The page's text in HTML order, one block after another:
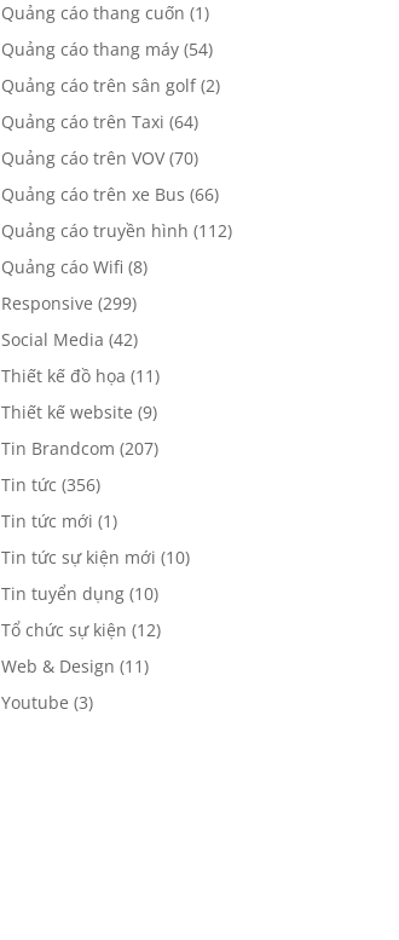
Quảng cáo thang cuốn (1)
Quảng cáo thang máy (54)
Quảng cáo trên sân golf(2)
Quảng cáo trên Taxi (64)
Quảng cáo trên VOV(70)
Quảng cáo trên xe Bus (66)
Quảng cáo truyền hình (112)
Quảng cáo Wifi (8)
Responsive (299)
Social Media (42)
Thiết kế đồ họa (11)
Thiết kế website (9)
Tin Brandcom (207)
Tin tức (356)
Tin tức mới (1)
Tin tức sự kiện mới (10)
Tin tuyển dụng (10)
Tổ chức sự kiện (12)
Web & Design (11)
Youtube (3)